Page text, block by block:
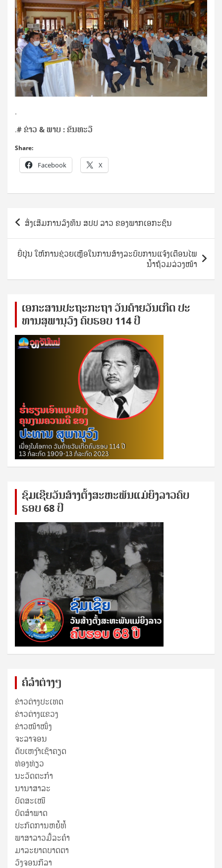
.
.# ຂ່າວ & ພາບ : ຂັນທະວີ
Share:
Facebook X
Post
navigation
ສົ່ງເສີມການລົງທຶນ ສປປ ລາວ ຂອງພາກເອກະຊົນ
ຍີ່ປຸ່ນ ໃຫ້ການຊ່ວຍເຫຼືອໃນການສ້າງລະບົບການແຈ້ງເຕືອນໄພ
ນໍ້າຖ້ວມລ່ວງໜ້າ
ເອ​ກະ​ສານ​ປະ​ຖະ​ກະ​ຖ​າ ວັນ​ຄ້າຍ​ວັນ​ເກີດ ປ​ະ​
ທານ​ສຸ​ພາ​ນຸ​ວົງ ຄົບ​ຮອບ 114 ປີ
ຊົ​ມ​ເຊີຍ​ວັນ​ສ້າງ​ຕັ້ງ​ສະ​ຫະ​ພັນ​ແມ່​ຍິງ​​ລາວຄົບ​
ຮອບ 68 ປິ
ຄໍລຳຕ່າງໆ
ຂ່າວຕ່າງປະເທດ
ຂ່າວ​ຕ່າງ​ແຂວງ
ຂ່າວໜ້າໜຶ່ງ
ຈະລາຈອນ
ດັບເຫງົາເຊົາຄຽດ
ທ່ອງທ່ຽວ
ນະວັດຕະກໍາ
ນານາສາລະ
ບົດສະເໜີ
ບົດສໍາພາດ
ປະກົດການຫຍໍ້ທໍ້
ພາສາລາວມື້ລະຄຳ
ມາລະຍາດບາດຕາ
ວົງຈອນກີລາ